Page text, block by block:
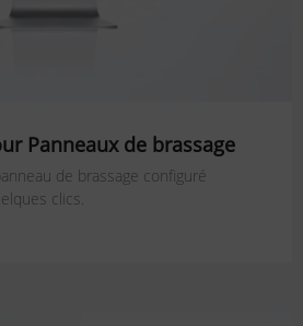
Panneaux de brassage
de brassage configuré
clics.